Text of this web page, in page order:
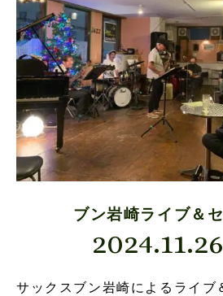
ブン岩崎ライブ＆
2024.11.26
サックスブン岩崎によるライブ